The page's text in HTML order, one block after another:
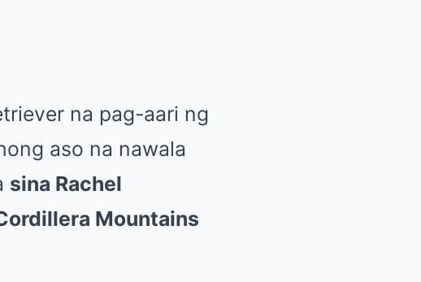
na pag-aari ng
aso na nawala
sina Rachel
Mountains